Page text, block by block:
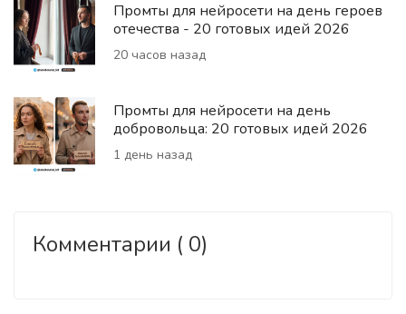
Промты для нейросети на день героев
отечества - 20 готовых идей 2026
20 часов назад
Промты для нейросети на день
добровольца: 20 готовых идей 2026
1 день назад
Комментарии ( 0)